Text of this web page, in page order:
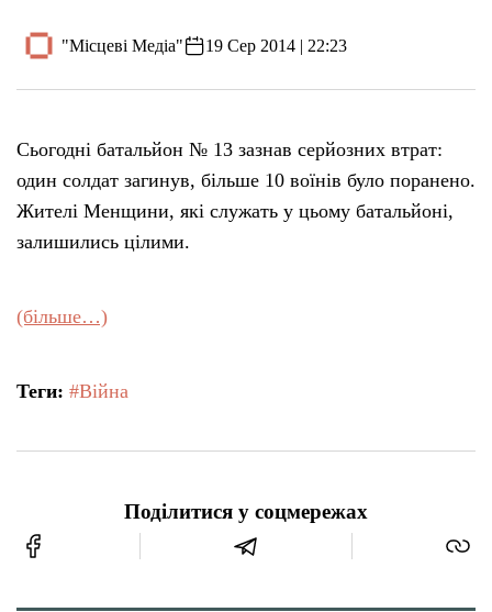
"Місцеві Медіа" 19 Сер 2014 | 22:23
Сьогодні батальйон № 13 зазнав серйозних втрат:
один солдат загинув, більше 10 воїнів було поранено.
Жителі Менщини, які служать у цьому батальйоні,
залишились цілими.
(більше…)
Теги: #Війна
Поділитися у соцмережах